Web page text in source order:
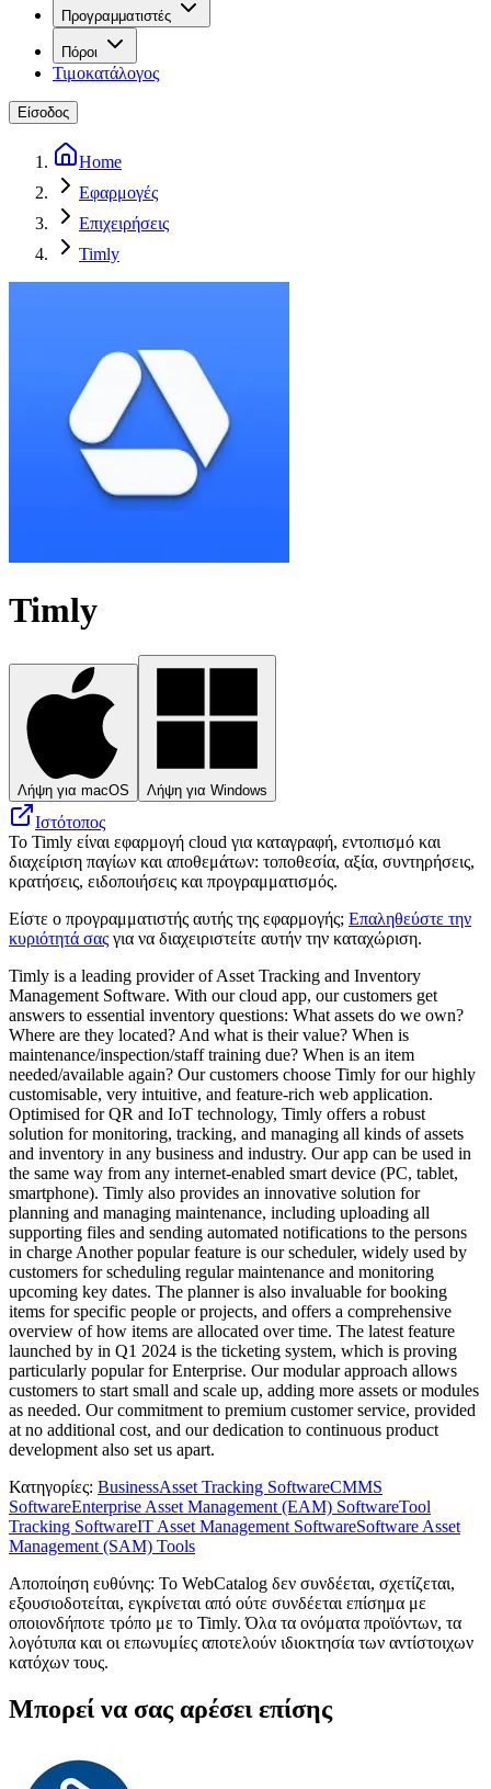
Προγραμματιστές
Πόροι
Τιμοκατάλογος
Είσοδος
Home
Εφαρμογές
Επιχειρήσεις
Timly
Timly
Λήψη για macOS Λήψη για Windows
Ιστότοπος
Το Timly είναι εφαρμογή cloud για καταγραφή, εντοπισμό και
διαχείριση παγίων και αποθεμάτων: τοποθεσία, αξία, συντηρήσεις,
κρατήσεις, ειδοποιήσεις και προγραμματισμός.
Είστε ο προγραμματιστής αυτής της εφαρμογής; Επαληθεύστε την
κυριότητά σας για να διαχειριστείτε αυτήν την καταχώριση.
Timly is a leading provider of Asset Tracking and Inventory
Management Software. With our cloud app, our customers get
answers to essential inventory questions: What assets do we own?
Where are they located? And what is their value? When is
maintenance/inspection/staff training due? When is an item
needed/available again? Our customers choose Timly for our highly
customisable, very intuitive, and feature-rich web application.
Optimised for QR and IoT technology, Timly offers a robust
solution for monitoring, tracking, and managing all kinds of assets
and inventory in any business and industry. Our app can be used in
the same way from any internet-enabled smart device (PC, tablet,
smartphone). Timly also provides an innovative solution for
planning and managing maintenance, including uploading all
supporting files and sending automated notifications to the persons
in charge Another popular feature is our scheduler, widely used by
customers for scheduling regular maintenance and monitoring
upcoming key dates. The planner is also invaluable for booking
items for specific people or projects, and offers a comprehensive
overview of how items are allocated over time. The latest feature
launched by in Q1 2024 is the ticketing system, which is proving
particularly popular for Enterprise. Our modular approach allows
customers to start small and scale up, adding more assets or modules
as needed. Our commitment to premium customer service, provided
at no additional cost, and our dedication to continuous product
development also set us apart.
Κατηγορίες: BusinessAsset Tracking SoftwareCMMS
SoftwareEnterprise Asset Management (EAM) SoftwareTool
Tracking SoftwareIT Asset Management SoftwareSoftware Asset
Management (SAM) Tools
Αποποίηση ευθύνης: Το WebCatalog δεν συνδέεται, σχετίζεται,
εξουσιοδοτείται, εγκρίνεται από ούτε συνδέεται επίσημα με
οποιονδήποτε τρόπο με το Timly. Όλα τα ονόματα προϊόντων, τα
λογότυπα και οι επωνυμίες αποτελούν ιδιοκτησία των αντίστοιχων
κατόχων τους.
Μπορεί να σας αρέσει επίσης